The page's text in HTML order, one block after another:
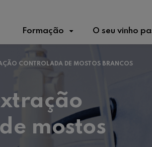
Formação O seu vinho
CONTROLADA DE MOSTOS BRANCOS
mostos